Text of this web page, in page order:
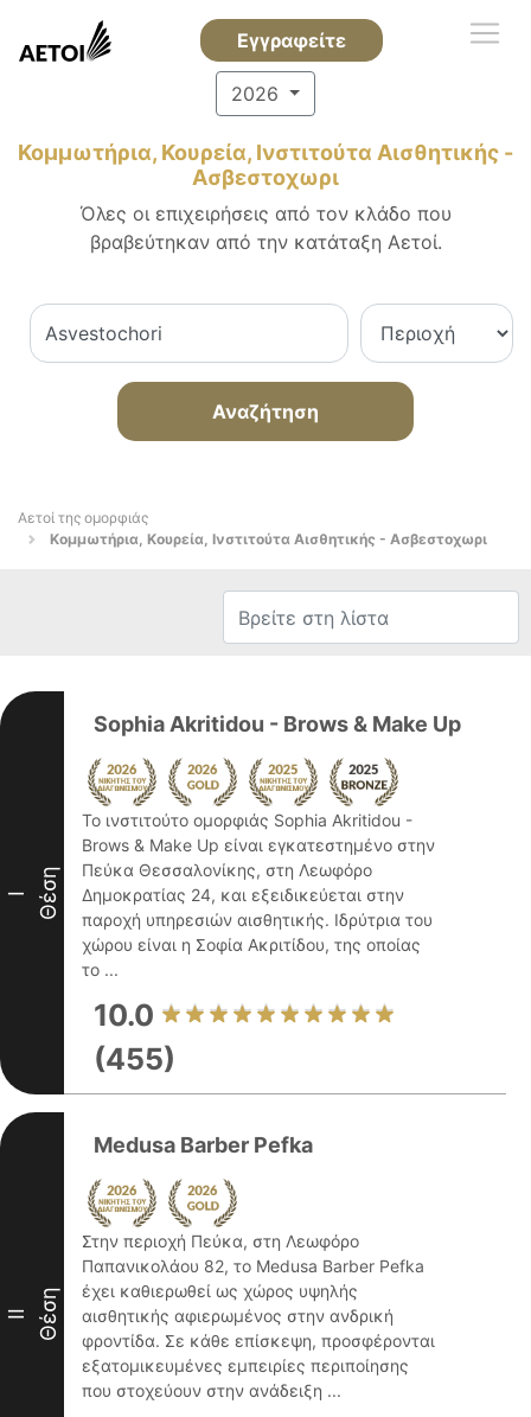
Εγγραφείτε
2026
Κομμωτήρια, Κουρεία, Ινστιτούτα Αισθητικής -
Ασβεστοχωρι
Όλες οι επιχειρήσεις από τον κλάδο που
βραβεύτηκαν από την κατάταξη Αετοί.
Αναζήτηση
Αετοί της ομορφιάς
Κομμωτήρια, Κουρεία, Ινστιτούτα Αισθητικής - Ασβεστοχωρι
I Θέση
Sophia Akritidou - Brows & Make Up
Το ινστιτούτο ομορφιάς Sophia Akritidou -
Brows & Make Up είναι εγκατεστημένο στην
Πεύκα Θεσσαλονίκης, στη Λεωφόρο
Δημοκρατίας 24, και εξειδικεύεται στην
παροχή υπηρεσιών αισθητικής. Ιδρύτρια του
χώρου είναι η Σοφία Ακριτίδου, της οποίας
το ...
10.0
(455)
II Θέση
Medusa Barber Pefka
Στην περιοχή Πεύκα, στη Λεωφόρο
Παπανικολάου 82, το Medusa Barber Pefka
έχει καθιερωθεί ως χώρος υψηλής
αισθητικής αφιερωμένος στην ανδρική
φροντίδα. Σε κάθε επίσκεψη, προσφέρονται
εξατομικευμένες εμπειρίες περιποίησης
που στοχεύουν στην ανάδειξη ...